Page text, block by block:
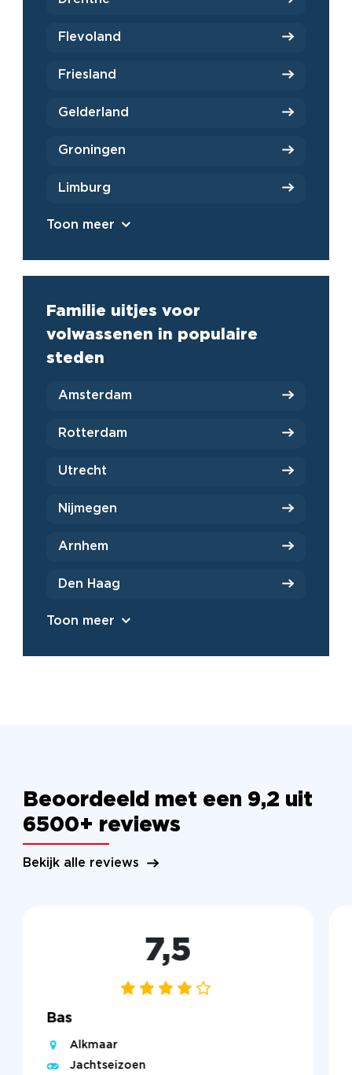
Flevoland
Friesland
Gelderland
Groningen
Limburg
Toon meer
Familie uitjes voor
volwassenen in populaire
steden
Amsterdam
Rotterdam
Utrecht
Nijmegen
Arnhem
Den Haag
Toon meer
Beoordeeld met een 9,2 uit
6500+ reviews
Bekijk alle reviews
7,5
Bas
Alkmaar
Jachtseizoen